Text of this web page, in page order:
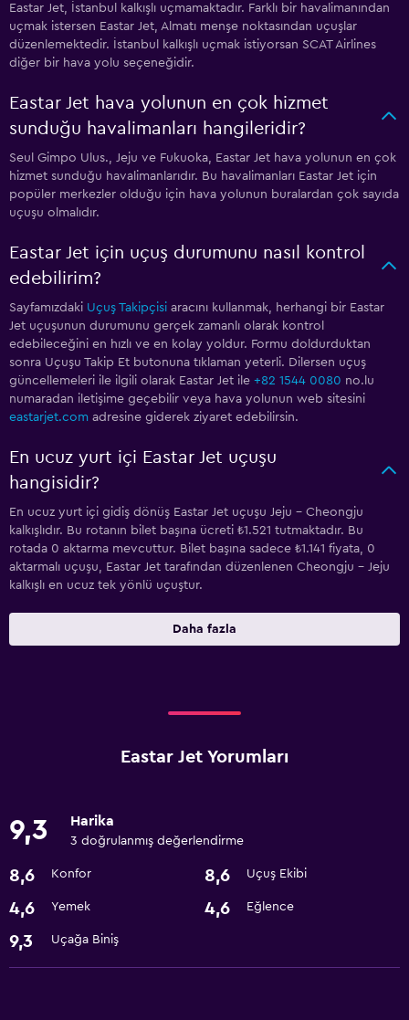
Eastar Jet, İstanbul kalkışlı uçmamaktadır. Farklı bir havalimanından
uçmak istersen Eastar Jet, Almatı menşe noktasından uçuşlar
düzenlemektedir. İstanbul kalkışlı uçmak istiyorsan SCAT Airlines
diğer bir hava yolu seçeneğidir.
Eastar Jet hava yolunun en çok hizmet
sunduğu havalimanları hangileridir?
Seul Gimpo Ulus., Jeju ve Fukuoka, Eastar Jet hava yolunun en çok
hizmet sunduğu havalimanlarıdır. Bu havalimanları Eastar Jet için
popüler merkezler olduğu için hava yolunun buralardan çok sayıda
uçuşu olmalıdır.
Eastar Jet için uçuş durumunu nasıl kontrol
edebilirim?
Sayfamızdaki Uçuş Takipçisi aracını kullanmak, herhangi bir Eastar
Jet uçuşunun durumunu gerçek zamanlı olarak kontrol
edebileceğini en hızlı ve en kolay yoldur. Formu doldurduktan
sonra Uçuşu Takip Et butonuna tıklaman yeterli. Dilersen uçuş
güncellemeleri ile ilgili olarak Eastar Jet ile +82 1544 0080 no.lu
numaradan iletişime geçebilir veya hava yolunun web sitesini
eastarjet.com adresine giderek ziyaret edebilirsin.
En ucuz yurt içi Eastar Jet uçuşu
hangisidir?
En ucuz yurt içi gidiş dönüş Eastar Jet uçuşu Jeju - Cheongju
kalkışlıdır. Bu rotanın bilet başına ücreti ₺1.521 tutmaktadır. Bu
rotada 0 aktarma mevcuttur. Bilet başına sadece ₺1.141 fiyata, 0
aktarmalı uçuşu, Eastar Jet tarafından düzenlenen Cheongju - Jeju
kalkışlı en ucuz tek yönlü uçuştur.
Daha fazla
Eastar Jet Yorumları
9,3 Harika
3 doğrulanmış değerlendirme
8,6 Konfor 8,6 Uçuş Ekibi
4,6 Yemek 4,6 Eğlence
9,3 Uçağa Biniş